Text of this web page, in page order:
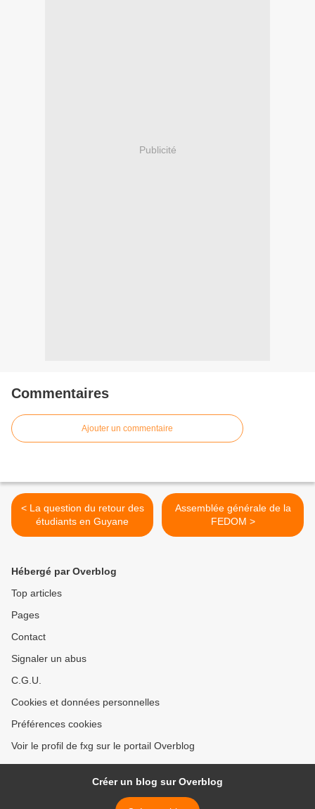
Publicité
Commentaires
Ajouter un commentaire
< La question du retour des
étudiants en Guyane
Assemblée générale de la
FEDOM >
Hébergé par Overblog
Top articles
Pages
Contact
Signaler un abus
C.G.U.
Cookies et données personnelles
Préférences cookies
Voir le profil de fxg sur le portail Overblog
Créer un blog sur Overblog